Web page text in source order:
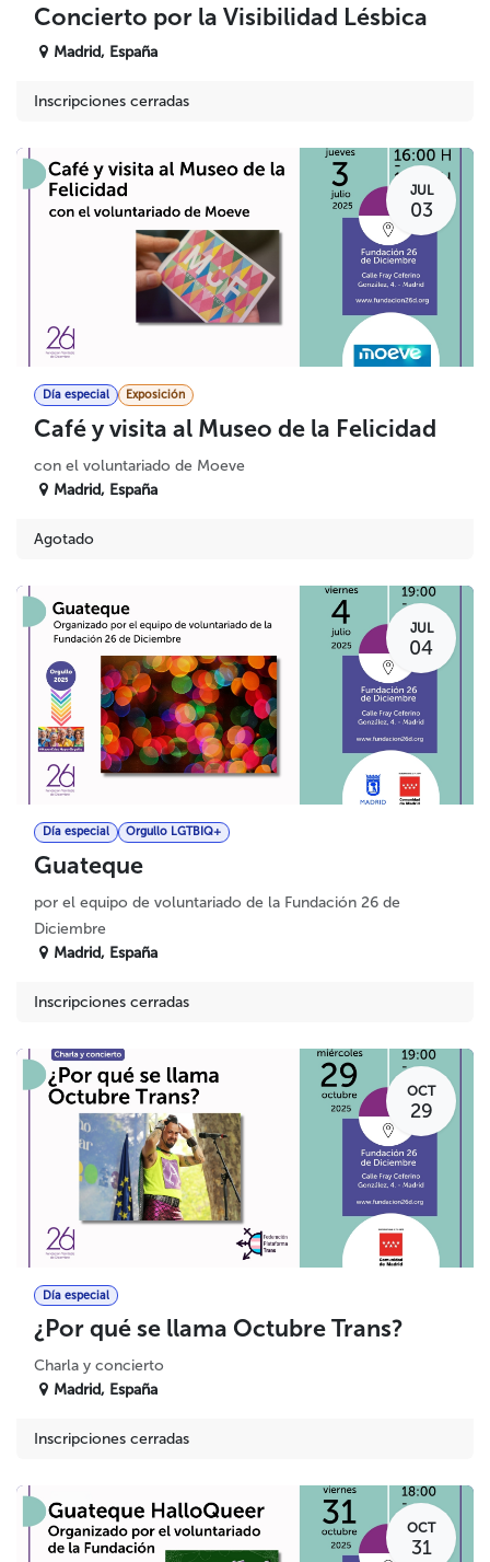
Concierto por la Visibilidad Lésbica
Madrid, España
Inscripciones cerradas
JUL
03
Día especial Exposición
Café y visita al Museo de la Felicidad
con el voluntariado de Moeve
Madrid, España
Agotado
JUL
04
Día especial Orgullo LGTBIQ+
Guateque
por el equipo de voluntariado de la Fundación 26 de
Diciembre
Madrid, España
Inscripciones cerradas
OCT
29
Día especial
¿Por qué se llama Octubre Trans?
Charla y concierto
Madrid, España
Inscripciones cerradas
OCT
31